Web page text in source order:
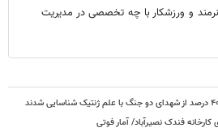
و ورزشکار با چه تخصصی در مدیریت
فندک نصیرآباد/ آمار فوتی